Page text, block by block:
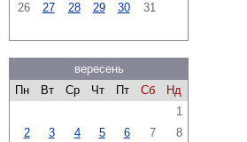
26
27 28 29 30 31
вересень
Пн
Вт Ср Чт Пт Сб
Нд
1
2
3 4 5 6 7
8